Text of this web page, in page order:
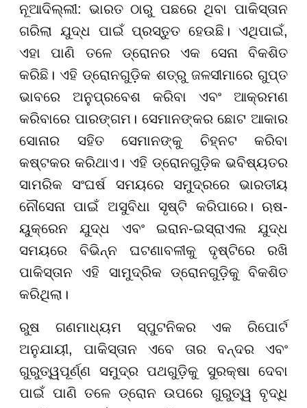
ନୂଆଦିଲ୍ଲୀ: ଭାରତ ଠାରୁ ପଛରେ ଥିବା ପାକିସ୍ତାନ
ଗରିଲା ଯୁଦ୍ଧ ପାଇଁ ପ୍ରସ୍ତୁତ ହେଉଛି। ଏଥିପାଇଁ,
ଏହା ପାଣି ତଳେ ଡ୍ରୋନର ଏକ ସେନା ବିକଶିତ
କରିଛି। ଏହି ଡ୍ରୋନଗୁଡ଼ିକ ଶତ୍ରୁ ଜଳସୀମାରେ ଗୁପ୍ତ
ଭାବରେ ଅନୁପ୍ରବେଶ କରିବା ଏବଂ ଆକ୍ରମଣ
କରିବାରେ ପାରଙ୍ଗମ। ସେମାନଙ୍କର ଛୋଟ ଆକାର
ସୋନାର ସହିତ ସେମାନଙ୍କୁ ଚିହ୍ନଟ କରିବା
କଷ୍ଟକର କରିଥାଏ। ଏହି ଡ୍ରୋନଗୁଡ଼ିକ ଭବିଷ୍ୟତର
ସାମରିକ ସଂଘର୍ଷ ସମୟରେ ସମୁଦ୍ରରେ ଭାରତୀୟ
ନୌସେନା ପାଇଁ ଅସୁବିଧା ସୃଷ୍ଟି କରିପାରେ। ଋଷ-
ୟୁକ୍ରେନ ଯୁଦ୍ଧ ଏବଂ ଇରାନ-ଇସ୍ରାଏଲ ଯୁଦ୍ଧ
ସମୟରେ ବିଭିନ୍ନ ଘଟଣାବଳୀକୁ ଦୃଷ୍ଟିରେ ରଖି
ପାକିସ୍ତାନ ଏହି ସାମୁଦ୍ରିକ ଡ୍ରୋନଗୁଡ଼ିକୁ ବିକଶିତ
କରିଥିଲା।
ରୁଷ ଗଣମାଧ୍ୟମ ସ୍ପୁଟନିକର ଏକ ରିପୋର୍ଟ
ଅନୁଯାୟୀ, ପାକିସ୍ତାନ ଏବେ ତାର ବନ୍ଦର ଏବଂ
ଗୁରୁତ୍ୱପୂର୍ଣ୍ଣ ସମୁଦ୍ର ପଥଗୁଡ଼ିକୁ ସୁରକ୍ଷା ଦେବା
ପାଇଁ ପାଣି ତଳେ ଡ୍ରୋନ ଉପରେ ଗୁରୁତ୍ୱ ବୃଦ୍ଧି